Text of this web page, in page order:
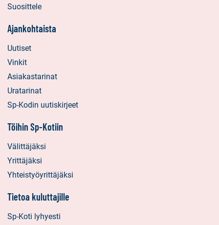
Suosittele
Ajankohtaista
Uutiset
Vinkit
Asiakastarinat
Uratarinat
Sp-Kodin uutiskirjeet
Töihin Sp-Kotiin
Välittäjäksi
Yrittäjäksi
Yhteistyöyrittäjäksi
Tietoa kuluttajille
Sp-Koti lyhyesti